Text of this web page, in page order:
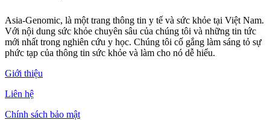
Asia-Genomic, là một trang thông tin y tế và sức khỏe tại Việt Nam.
Với nội dung sức khỏe chuyên sâu của chúng tôi và những tin tức
mới nhất trong nghiên cứu y học. Chúng tôi cố gắng làm sáng tỏ sự
phức tạp của thông tin sức khỏe và làm cho nó dễ hiểu.
Giới thiệu
Liên hệ
Chính sách bảo mật